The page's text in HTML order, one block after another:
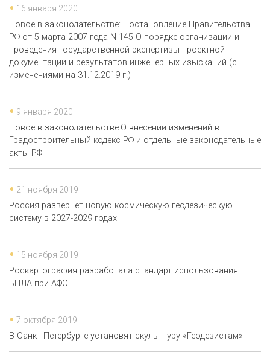
16 января 2020
Новое в законодательстве: Постановление Правительства
РФ от 5 марта 2007 года N 145 О порядке организации и
проведения государственной экспертизы проектной
документации и результатов инженерных изысканий (с
изменениями на 31.12.2019 г.)
9 января 2020
Новое в законодательстве:О внесении изменений в
Градостроительный кодекс РФ и отдельные законодательные
акты РФ
21 ноября 2019
Россия развернет новую космическую геодезическую
систему в 2027-2029 годах
15 ноября 2019
Роскартография разработала стандарт использования
БПЛА при АФС
7 октября 2019
В Санкт-Петербурге установят скульптуру «Геодезистам»